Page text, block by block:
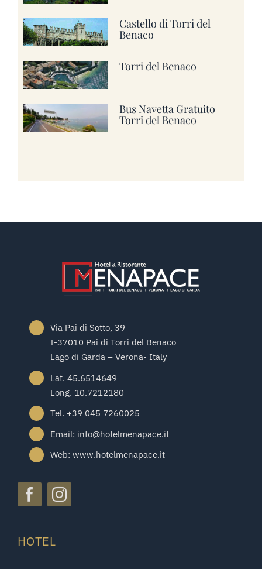
Castello di Torri del
Benaco
Torri del Benaco
Bus Navetta Gratuito
Torri del Benaco
Via Pai di Sotto, 39
I-37010 Pai di Torri del Benaco
Lago di Garda – Verona- Italy
Lat. 45.6514649
Long. 10.7212180
Tel. +39 045 7260025
Email: info@hotelmenapace.it
Web: www.hotelmenapace.it
HOTEL